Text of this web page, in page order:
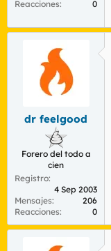
Reacciones
0
dr feelgood
Forero del todo a
cien
Registro
4 Sep 2003
Mensajes
206
Reacciones
0